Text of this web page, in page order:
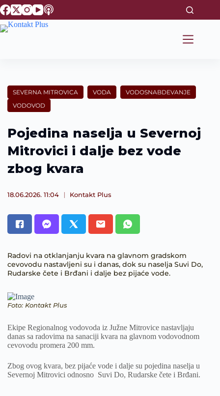
S
k
i
n
SEVERNA MITROVICA VODA
VODOSNABDEVANJE
VODOVOD
Pojedina naselja u Severnoj
Mitrovici i dalje bez vode
zbog kvara
18.06.2026. 11:04 Kontakt Plus
Radovi na otklanjanju kvara na glavnom gradskom
cevovodu nastavljeni su i danas, dok su naselja Suvi Do,
Rudarske čete i Brđani i dalje bez pijaće vode.
Foto: Kontakt Plus
Ekipe Regionalnog vodovoda iz Južne Mitrovice nastavljaju
danas sa radovima na sanaciji kvara na glavnom vodovodnom
cevovodu promera 200 mm.
Zbog ovog kvara, bez pijaće vode i dalje su pojedina naselja u
Severnoj Mitrovici odnosno Suvi Do, Rudarske čete i Brđani.